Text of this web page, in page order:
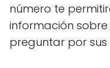
número te
información
preguntar por sus